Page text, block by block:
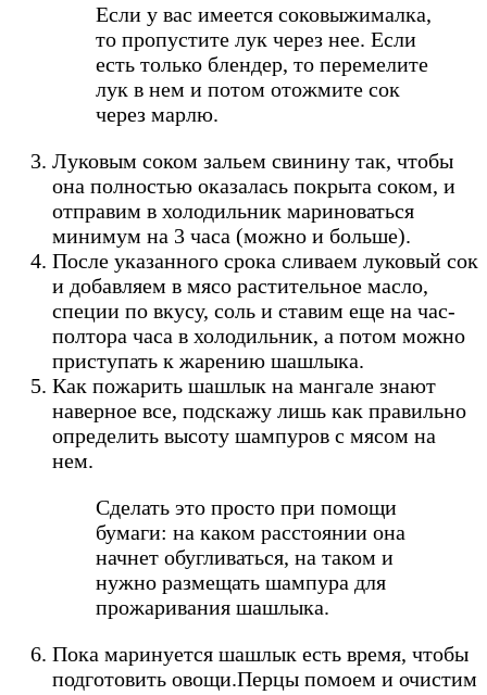
Если у вас имеется соковыжималка,
то пропустите лук через нее. Если
есть только блендер, то перемелите
лук в нем и потом отожмите сок
через марлю.
Луковым соком зальем свинину так, чтобы
она полностью оказалась покрыта соком, и
отправим в холодильник мариноваться
минимум на 3 часа (можно и больше).
После указанного срока сливаем луковый сок
и добавляем в мясо растительное масло,
специи по вкусу, соль и ставим еще на час-
полтора часа в холодильник, а потом можно
приступать к жарению шашлыка.
Как пожарить шашлык на мангале знают
наверное все, подскажу лишь как правильно
определить высоту шампуров с мясом на
нем.
Сделать это просто при помощи
бумаги: на каком расстоянии она
начнет обугливаться, на таком и
нужно размещать шампура для
прожаривания шашлыка.
Пока маринуется шашлык есть время, чтобы
подготовить овощи.Перцы помоем и очистим